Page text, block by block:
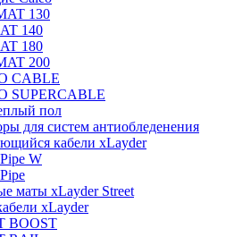
130
140
180
200
CABLE
SUPERCABLE
пол
для систем антиобледенения
кабели xLayder
W
маты xLayder Street
xLayder
BOOST